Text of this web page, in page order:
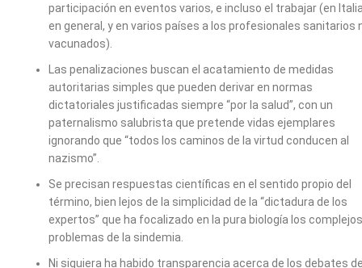
participación en eventos varios, e incluso el trabajar (en
en general, y en varios países a los profesionales sanitarios
vacunados).
Las penalizaciones buscan el acatamiento de medidas
autoritarias simples que pueden derivar en normas
dictatoriales justificadas siempre “por la salud”, con un
paternalismo salubrista que pretende vidas ejemplares
ignorando que “todos los caminos de la virtud conducen al
nazismo”.
Se precisan respuestas científicas en el sentido propio del
término, bien lejos de la simplicidad de la “dictadura de los
expertos” que ha focalizado en la pura biología los complejos
problemas de la sindemia.
Ni siquiera ha habido transparencia acerca de los debates